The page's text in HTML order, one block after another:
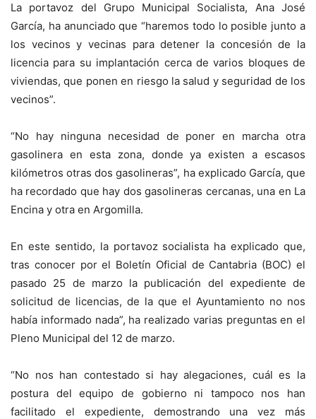
La portavoz del Grupo Municipal Socialista, Ana José
García, ha anunciado que “haremos todo lo posible junto a
los vecinos y vecinas para detener la concesión de la
licencia para su implantación cerca de varios bloques de
viviendas, que ponen en riesgo la salud y seguridad de los
vecinos”.
“No hay ninguna necesidad de poner en marcha otra
gasolinera en esta zona, donde ya existen a escasos
kilómetros otras dos gasolineras”, ha explicado García, que
ha recordado que hay dos gasolineras cercanas, una en La
Encina y otra en Argomilla.
En este sentido, la portavoz socialista ha explicado que,
tras conocer por el Boletín Oficial de Cantabria (BOC) el
pasado 25 de marzo la publicación del expediente de
solicitud de licencias, de la que el Ayuntamiento no nos
había informado nada”, ha realizado varias preguntas en el
Pleno Municipal del 12 de marzo.
“No nos han contestado si hay alegaciones, cuál es la
postura del equipo de gobierno ni tampoco nos han
facilitado el expediente, demostrando una vez más